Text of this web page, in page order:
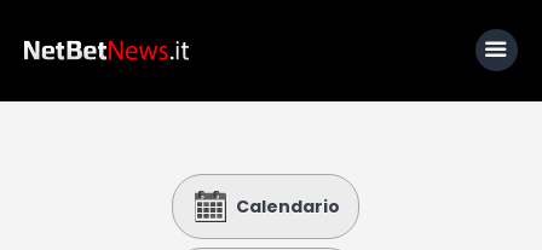
Calendario